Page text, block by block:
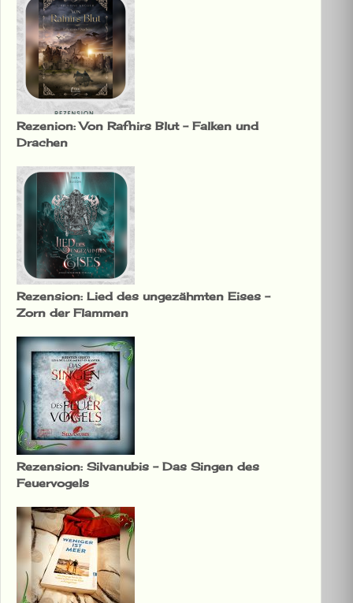
Rezenion: Von Rafnirs Blut – Falken und
Drachen
Rezension: Lied des ungezähmten Eises –
Zorn der Flammen
Rezension: Silvanubis – Das Singen des
Feuervogels